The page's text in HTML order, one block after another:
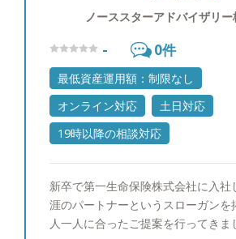
談相手になれることを目指しており
お悩みありませんか？ ・資産運用を
いいか分からない ・今やっている方
いる金融商品で良いのか不安 ・相談
っていた担当者が次々と変わらない
業など踏まえて自分に合ったアドバ
・次世代まで踏まえて資産管理した
など全体感を踏まえたアドバイス
いる方のお力になりたい。オフィス
悩みや不安を軽くするお手伝いがき
ノーススターアドバイザリ
- 0件
最低資産運用額：制限なし
オンライン対応
土日対応
19時以降の相談対応
新卒で第一生命保険株式会社に入社
涯のパートナーというスローガンを
人一人に合ったご提案を行ってきま